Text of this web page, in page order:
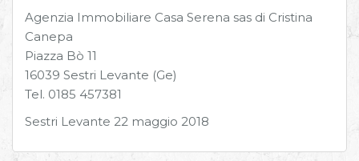
Agenzia Immobiliare Casa Serena sas di Cristina
Canepa
Piazza Bò 11
16039 Sestri Levante (Ge)
Tel. 0185 457381
Sestri Levante 22 maggio 2018